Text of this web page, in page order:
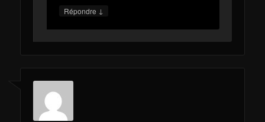
Répondre ↓